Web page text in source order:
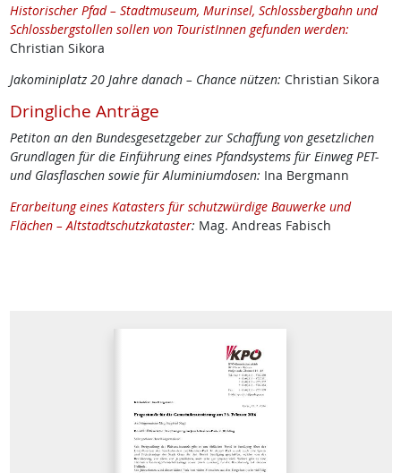
Historischer Pfad – Stadtmuseum, Murinsel, Schlossbergbahn und
Schlossbergstollen sollen von TouristInnen gefunden werden:
Christian Sikora
Jakominiplatz 20 Jahre danach – Chance nützen: Christian Sikora
Dringliche Anträge
Petiton an den Bundesgesetzgeber zur Schaffung von gesetzlichen
Grundlagen für die Einführung eines Pfandsystems für Einweg PET-
und Glasflaschen sowie für Aluminiumdosen: Ina Bergmann
Erarbeitung eines Katasters für schutzwürdige Bauwerke und
Flächen – Altstadtschutzkataster: Mag. Andreas Fabisch